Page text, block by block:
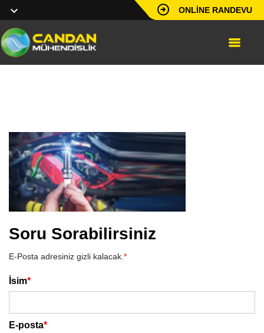
ONLINE RANDEVU
Soru Sorabilirsiniz
E-Posta adresiniz gizli kalacak. *
İsim*
E-posta*